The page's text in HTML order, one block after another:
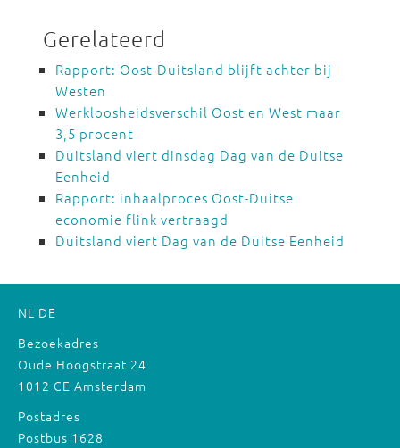
Gerelateerd
Rapport: Oost-Duitsland blijft achter bij
Westen
Werkloosheidsverschil Oost en West maar
3,5 procent
Duitsland viert dinsdag Dag van de Duitse
Eenheid
Rapport: inhaalproces Oost-Duitse
economie flink vertraagd
Duitsland viert Dag van de Duitse Eenheid
NL DE
Bezoekadres
Oude Hoogstraat 24
1012 CE Amsterdam
Postadres
Postbus 1628